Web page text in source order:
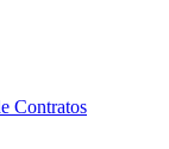
Contratos